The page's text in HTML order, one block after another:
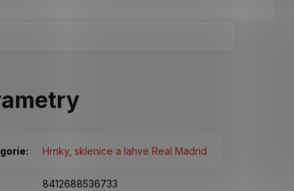
: Hrnky, sklenice a lahve Real Madrid
8412688536733